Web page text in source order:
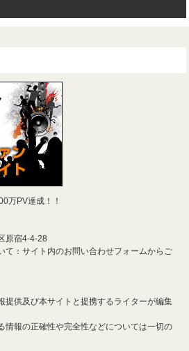
万PV達成！！
原宿4-4-28
て：サイト内のお問い合わせフォームからご
提供及び本サイトと提携するライターが編集
情報の正確性や完全性などについては一切の